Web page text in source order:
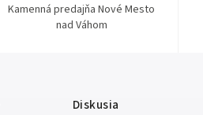
Kamenná predajňa Nové Mesto
nad Váhom
Diskusia